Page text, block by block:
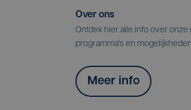
Over ons
Ontdek hier alle info over onze
programma's en
Meer info